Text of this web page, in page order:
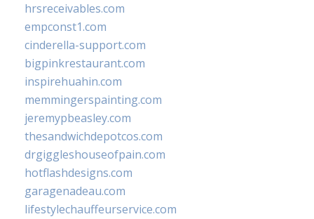
hrsreceivables.com
empconst1.com
cinderella-support.com
bigpinkrestaurant.com
inspirehuahin.com
memmingerspainting.com
jeremypbeasley.com
thesandwichdepotcos.com
drgiggleshouseofpain.com
hotflashdesigns.com
garagenadeau.com
lifestylechauffeurservice.com